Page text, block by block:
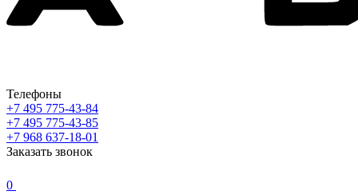
Телефоны
+7 495 775-43-84
+7 495 775-43-85
+7 968 637-18-01
Заказать звонок
0